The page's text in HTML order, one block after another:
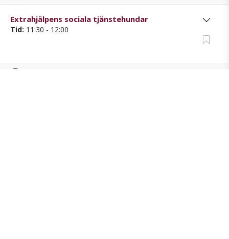
Extrahjälpens sociala tjänstehundar
Tid: 11:30 - 12:00